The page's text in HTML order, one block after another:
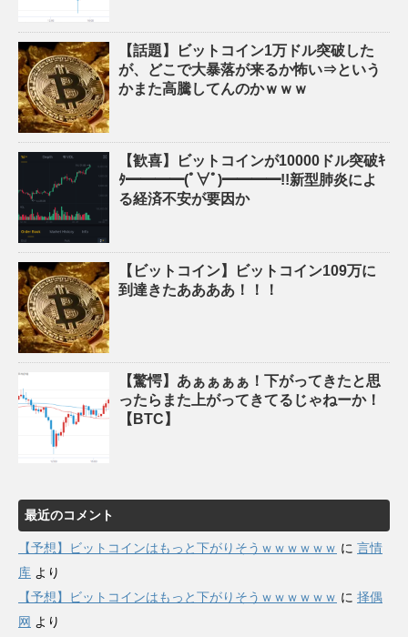
【話題】ビットコイン1万ドル突破した
が、どこで大暴落が来るか怖い⇒という
かまた高騰してんのかｗｗｗ
【歓喜】ビットコインが10000ドル突破ｷ
ﾀ━━━━(ﾟ∀ﾟ)━━━━!!新型肺炎によ
る経済不安が要因か
【ビットコイン】ビットコイン109万に
到達きたああああ！！！
【驚愕】あぁぁぁぁ！下がってきたと思
ったらまた上がってきてるじゃねーか！
【BTC】
最近のコメント
【予想】ビットコインはもっと下がりそうｗｗｗｗｗｗ に 言情
库 より
【予想】ビットコインはもっと下がりそうｗｗｗｗｗｗ に 择偶
网 より